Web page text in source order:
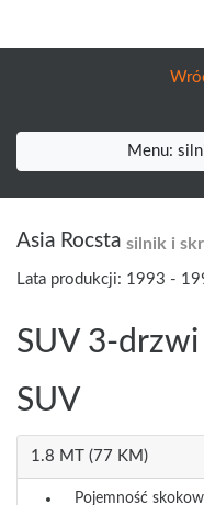
Menu:
Asia Rocsta silnik i
Lata produkcji: 1993 -
SUV 3-
SUV
1.8 MT (77 KM)
Pojemność